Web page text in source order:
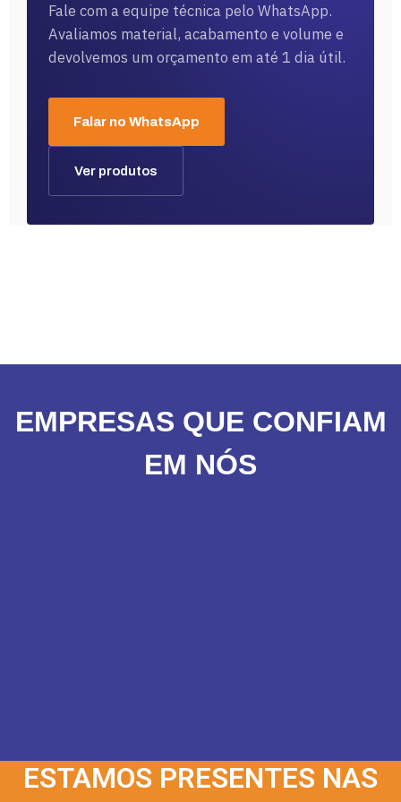
Fale com a equipe técnica pelo WhatsApp.
Avaliamos material, acabamento e volume e
devolvemos um orçamento em até 1 dia útil.
Falar no WhatsApp
Ver produtos
EMPRESAS QUE CONFIAM
EM NÓS
ESTAMOS PRESENTES NAS